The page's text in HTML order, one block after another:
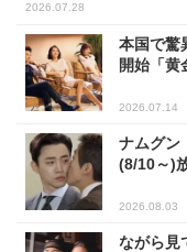
2026.07.28
本国で驚
開始「黄
2026.07.14
ナムグン
(8/10～)
2026.08.03
ながら見